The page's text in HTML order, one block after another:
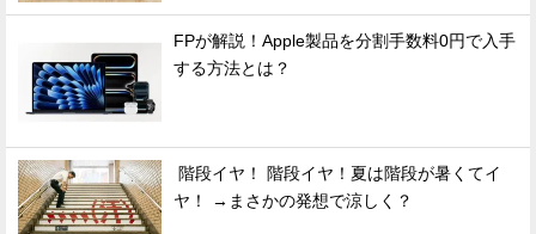
FPが解説！Apple製品を分割手数料0円で入手
する方法とは？
階段イヤ！ 階段イヤ！夏は階段が暑くてイ
ヤ！ →まさかの発想で涼しく？